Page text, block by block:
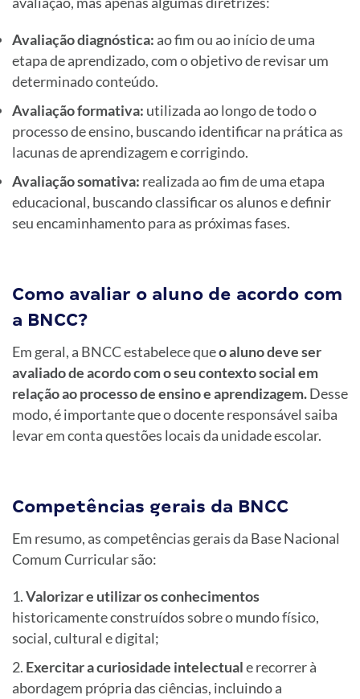
Avaliação diagnóstica: ao fim ou ao início de uma
etapa de aprendizado, com o objetivo de revisar um
determinado conteúdo.
Avaliação formativa: utilizada ao longo de todo o
processo de ensino, buscando identificar na prática as
lacunas de aprendizagem e corrigindo.
Avaliação somativa: realizada ao fim de uma etapa
educacional, buscando classificar os alunos e definir
seu encaminhamento para as próximas fases.
Como avaliar o aluno de acordo com
a BNCC?
Em geral, a BNCC estabelece queo aluno deve ser
avaliado de acordo com o seu contexto social em
relação ao processo de ensino e aprendizagem.Desse
modo, é importante que o docente responsável saiba
levar em conta questões locais da unidade escolar.
Competências gerais da BNCC
Em resumo, as competências gerais da Base Nacional
Comum Curricular são:
Valorizar e utilizar os conhecimentos
historicamente construídos sobre o mundo físico,
social, cultural e digital;
Exercitar a curiosidade intelectuale recorrer à
abordagem própria das ciências, incluindo a